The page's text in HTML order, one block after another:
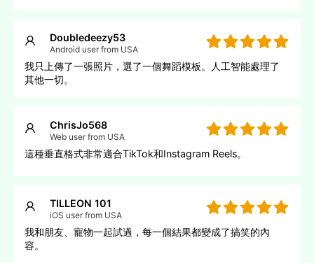
Doubledeezy53
Android user from USA
我只上傳了一張照片，選了一個舞蹈模板。人工智能處理了
其他一切。
ChrisJo568
Web user from USA
這種垂直格式非常適合TikTok和Instagram Reels。
TILLEON 101
iOS user from USA
我和朋友、寵物一起試過，每一個結果都變成了搞笑的內
容。